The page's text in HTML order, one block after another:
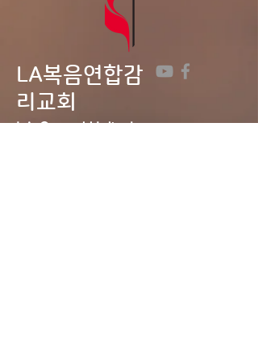
LA복음연합감
리교회
LA Gospel United